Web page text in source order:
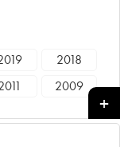
2018
2009